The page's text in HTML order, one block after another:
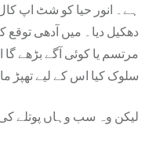
ہے۔ انور حیا کو شٹ اپ کال
دھکیل دیا۔ میں آدھی توقع
مرتسم یا کوئی آگے بڑھے
سلوک کیا اس کے لیے تھپڑ
لیکن وہ سب وہاں پوتلے